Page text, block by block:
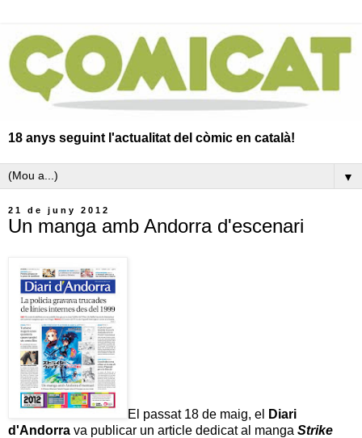
18 anys seguint l'actualitat del còmic en català!
▼
21 de juny 2012
Un manga amb Andorra d'escenari
El passat 18 de maig, el
Diari
d'Andorra va publicar un article dedicat al manga Strike